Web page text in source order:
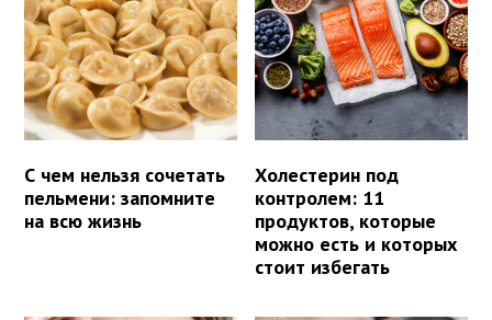
С чем нельзя сочетать
пельмени: запомните
на всю жизнь
Холестерин под
контролем: 11
продуктов, которые
можно есть и которых
стоит избегать